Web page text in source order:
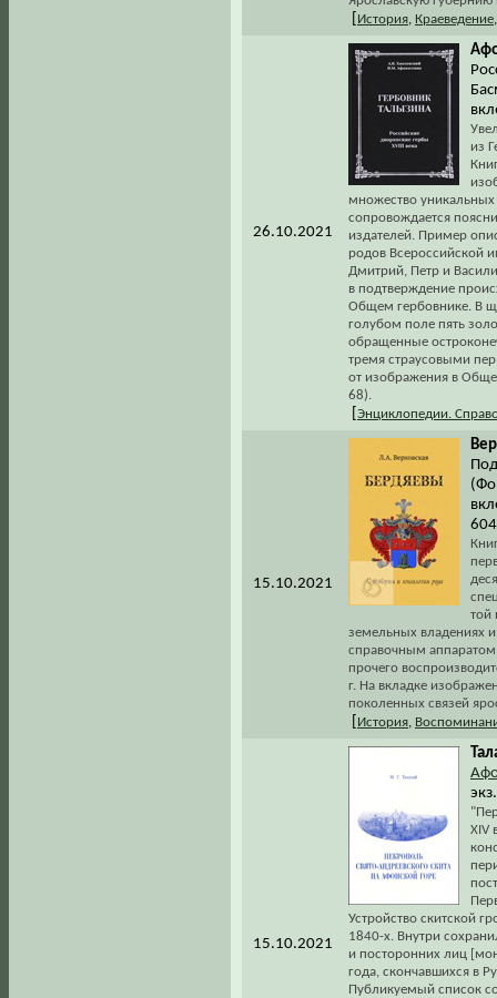
История Краеведение
26.10.2021
из
множество
сопровождается
издателей. Пример
родов Всероссийской
Дмитрий, Петр и
в подтверждение
Общем гербовнике. В
голубом поле пять
обращенные
тремя страусовыми
от изображения в
68).
Энциклопедии.
15.10.2021
той
земельных владениях
справочным
прочего
г. На вкладке
поколенных связей
История
15.10.2021
XIV
Устройство скитской
1840-х. Внутри
и посторонних лиц
года, скончавшихся в
Публикуемый список